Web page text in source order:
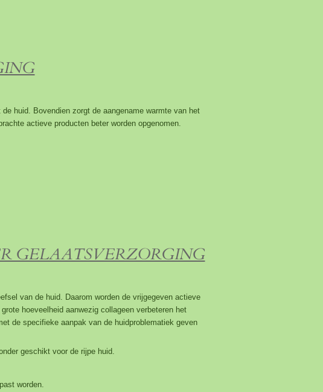
huid. Bovendien zorgt de aangename warmte van het
actieve producten beter worden opgenomen.
GELAATSVERZORGING
van de huid. Daarom worden de vrijgegeven actieve
hoeveelheid aanwezig collageen verbeteren het
de specifieke aanpak van de huidproblematiek geven
geschikt voor de rijpe huid.
worden.